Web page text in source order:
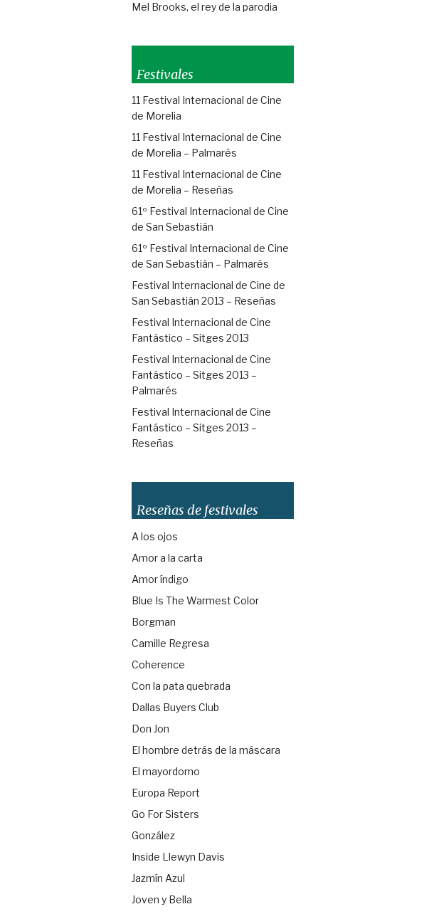
Mel Brooks, el rey de la parodia
Festivales
11 Festival Internacional de Cine
de Morelia
11 Festival Internacional de Cine
de Morelia – Palmarés
11 Festival Internacional de Cine
de Morelia – Reseñas
61º Festival Internacional de Cine
de San Sebastián
61º Festival Internacional de Cine
de San Sebastián – Palmarés
Festival Internacional de Cine de
San Sebastián 2013 – Reseñas
Festival Internacional de Cine
Fantástico – Sitges 2013
Festival Internacional de Cine
Fantástico – Sitges 2013 –
Palmarés
Festival Internacional de Cine
Fantástico – Sitges 2013 –
Reseñas
Reseñas de festivales
A los ojos
Amor a la carta
Amor índigo
Blue Is The Warmest Color
Borgman
Camille Regresa
Coherence
Con la pata quebrada
Dallas Buyers Club
Don Jon
El hombre detrás de la máscara
El mayordomo
Europa Report
Go For Sisters
González
Inside Llewyn Davis
Jazmín Azul
Joven y Bella